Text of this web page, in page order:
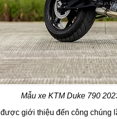
Mẫu xe KTM Duke 790
được giới thiệu đến công chúng